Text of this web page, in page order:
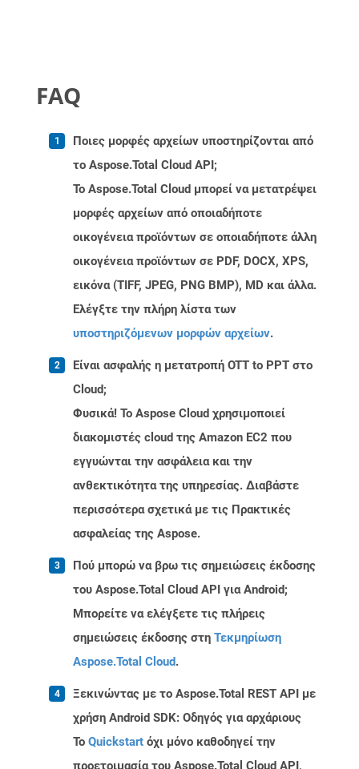
FAQ
Ποιες μορφές αρχείων υποστηρίζονται από
το Aspose.Total Cloud API;
Το Aspose.Total Cloud μπορεί να μετατρέψει
μορφές αρχείων από οποιαδήποτε
οικογένεια προϊόντων σε οποιαδήποτε άλλη
οικογένεια προϊόντων σε PDF, DOCX, XPS,
εικόνα (TIFF, JPEG, PNG BMP), MD και άλλα.
Ελέγξτε την πλήρη λίστα των
υποστηριζόμενων μορφών αρχείων.
Είναι ασφαλής η μετατροπή OTT to PPT στο
Cloud;
Φυσικά! Το Aspose Cloud χρησιμοποιεί
διακομιστές cloud της Amazon EC2 που
εγγυώνται την ασφάλεια και την
ανθεκτικότητα της υπηρεσίας. Διαβάστε
περισσότερα σχετικά με τις Πρακτικές
ασφαλείας της Aspose.
Πού μπορώ να βρω τις σημειώσεις έκδοσης
του Aspose.Total Cloud API για Android;
Μπορείτε να ελέγξετε τις πλήρεις
σημειώσεις έκδοσης στη Τεκμηρίωση
Aspose.Total Cloud.
Ξεκινώντας με το Aspose.Total REST API με
χρήση Android SDK: Οδηγός για αρχάριους
Το Quickstart όχι μόνο καθοδηγεί την
προετοιμασία του Aspose.Total Cloud API,